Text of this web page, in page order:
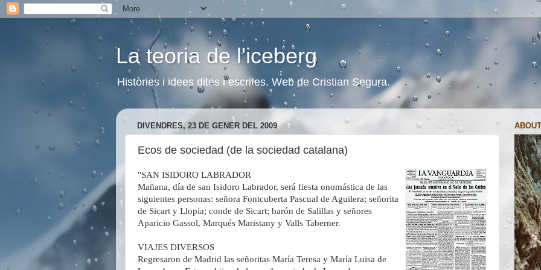
La teoria de l'iceberg
Històries i idees dites i escrites. Web de Cristian Segura.
DIVENDRES, 23 DE GENER DEL 2009
Ecos de sociedad (de la sociedad catalana)
"SAN ISIDORO LABRADOR
Mañana, día de san Isidoro Labrador, será fiesta onomástica de las
siguientes personas: señora Fontcuberta Pascual de Aguilera; señorita
de Sicart y Llopia; conde de Sicart; barón de Salillas y señores
Aparicio Gassol, Marqués Maristany y Valls Taberner.
VIAJES DIVERSOS
Regresaron de Madrid las señoritas María Teresa y María Luisa de